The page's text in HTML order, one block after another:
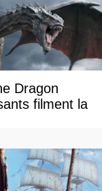
Dragon
filment la